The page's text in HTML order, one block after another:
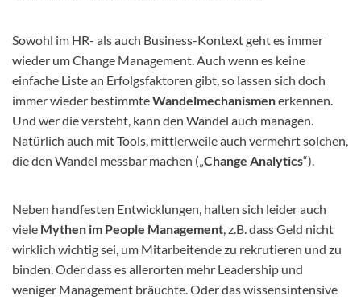
Sowohl im HR- als auch Business-Kontext geht es immer
wieder um Change Management. Auch wenn es keine
einfache Liste an Erfolgsfaktoren gibt, so lassen sich doch
immer wieder bestimmteWandelmechanismenerkennen.
Und wer die versteht, kann den Wandel auch managen.
Natürlich auch mit Tools, mittlerweile auch vermehrt solchen,
die den Wandel messbar machen („Change Analytics“).
Neben handfesten Entwicklungen, halten sich leider auch
viele Mythen im People Management, z.B. dass Geld nicht
wirklich wichtig sei, um Mitarbeitende zu rekrutieren und zu
binden. Oder dass es allerorten mehr Leadership und
weniger Management bräuchte. Oder das wissensintensive